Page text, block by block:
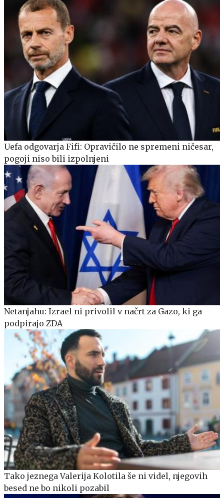
Uefa odgovarja Fifi: Opravičilo ne spremeni ničesar,
pogoji niso bili izpolnjeni
Netanjahu: Izrael ni privolil v načrt za Gazo, ki ga
podpirajo ZDA
Tako jeznega Valerija Kolotila še ni videl, njegovih
besed ne bo nikoli pozabil